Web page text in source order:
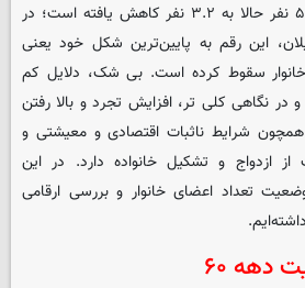
فضای پرشور با متوسط ۵۰۵ نفر حالا به ۳.۲ نفر کاهش یافته است؛ در
این رقم به پایین‌ترین شکل خود یعنی
هر خانوار سقوط کرده است. بی شک، دلایل کم
و در نگاهی کلی تر، افزایش تجرد و بالا رفتن
شرایط ناثبات اقتصادی و معیشتی و
ازدواج و تشکیل خانواده دارد. در این
تعداد اعضای خانوار و بررسی ارقامی
دهه ۶۰